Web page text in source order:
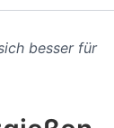
besser für